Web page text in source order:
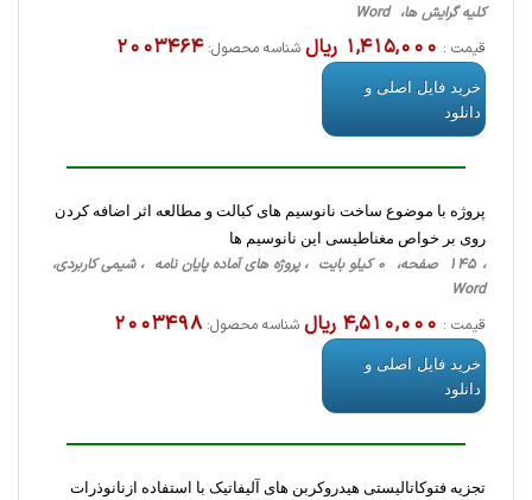
کلیه گرایش ها، Word
قیمت : 1,415,000 ریال شناسه محصول:2003464
خرید فایل اصلی و
دانلود
پروژه با موضوع ساخت نانوسیم ­های کبالت و مطالعه اثر اضافه کردن
روی بر خواص مغناطیسی این نانوسیم ­ها
، 145 صفحه، 0 کیلو بایت ، پروژه های آماده پایان نامه ، شیمی کاربردی،
Word
قیمت : 4,510,000 ریال شناسه محصول: 2003498
خرید فایل اصلی و
دانلود
تجزیه فتوکاتالیستی هیدروکربن های آلیفاتیک با استفاده ازنانوذرات